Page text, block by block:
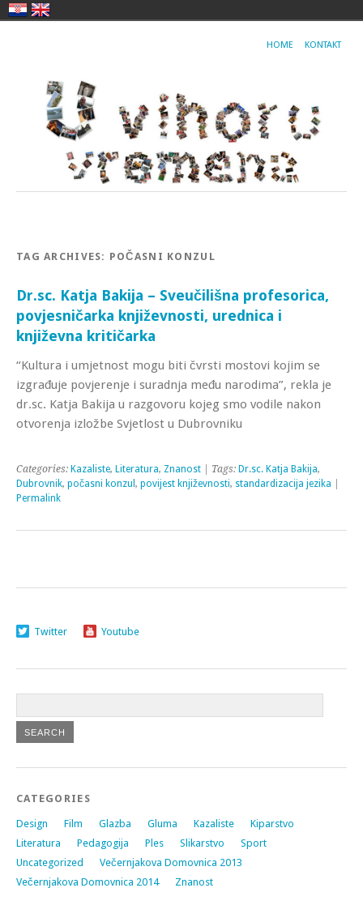
HOME KONTAKT
TAG ARCHIVES: POČASNI KONZUL
Dr.sc. Katja Bakija – Sveučilišna profesorica,
povjesničarka književnosti, urednica i
književna kritičarka
“Kultura i umjetnost mogu biti čvrsti mostovi kojim se
izgrađuje povjerenje i suradnja među narodima”, rekla je
dr.sc. Katja Bakija u razgovoru kojeg smo vodile nakon
otvorenja izložbe Svjetlost u Dubrovniku
Categories: Kazaliste, Literatura, Znanost | Tags: Dr.sc. Katja Bakija,
Dubrovnik, počasni konzul , povijest književnosti, standardizacija jezika
Permalink
Twitter Youtube
CATEGORIES
Design Film Glazba Gluma Kazaliste
Kiparstvo
Literatura
Pedagogija Ples Slikarstvo
Sport
Uncategorized
Večernjakova Domovnica 2013
Večernjakova Domovnica 2014
Znanost